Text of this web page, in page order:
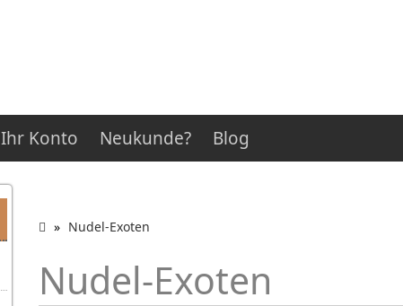
Ihr Konto Neukunde? Blog
Nudel-Exoten
Nudel-Exoten